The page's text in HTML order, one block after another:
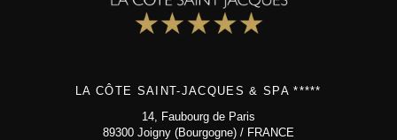
LA CÔTE SAINT-JACQUES & SPA *****
14, Faubourg de Paris
89300 Joigny (Bourgogne) / FRANCE
Club Noir & Or
Recrutement
La Côte Saint-Jacques & Spa *****
89300 Joigny (Bourgogne)
+33 3 86 62 09 70